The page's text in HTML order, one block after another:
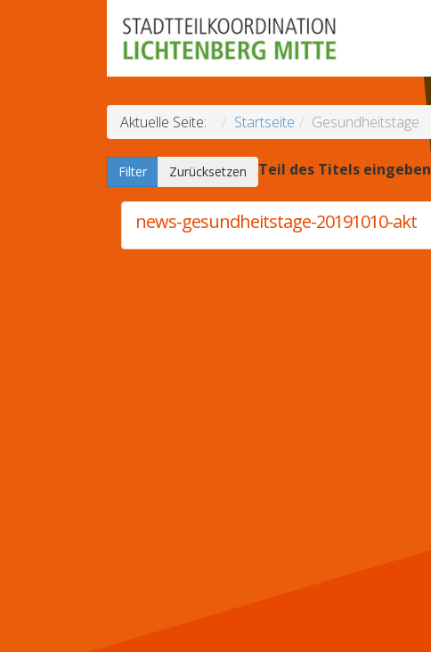
Aktuelle Seite: Startseite Gesundheitstage
Teil des Titels eingeben
Filter Zurücksetzen
news-gesundheitstage-20191010-akt